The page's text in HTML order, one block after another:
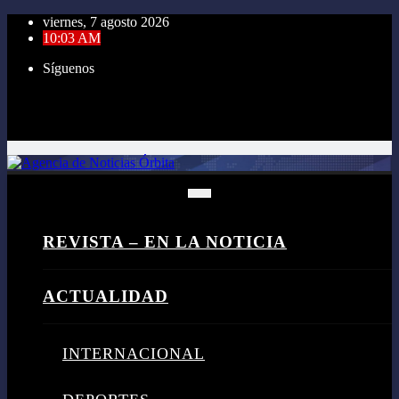
Saltar
viernes, 7 agosto 2026
10:03 AM
Síguenos
REVISTA – EN LA NOTICIA
ACTUALIDAD
INTERNACIONAL